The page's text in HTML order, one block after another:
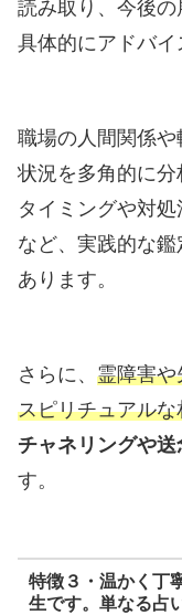
読み取り、今後の
具体的にアドバイ
職場の人間関係や
状況を多角的に
タイミングや対
など、実践的な
あります。
さらに、 霊障害や
スピリチュアルな
チャネリングや
す。
特徴３・温かく丁
生です。単なる占